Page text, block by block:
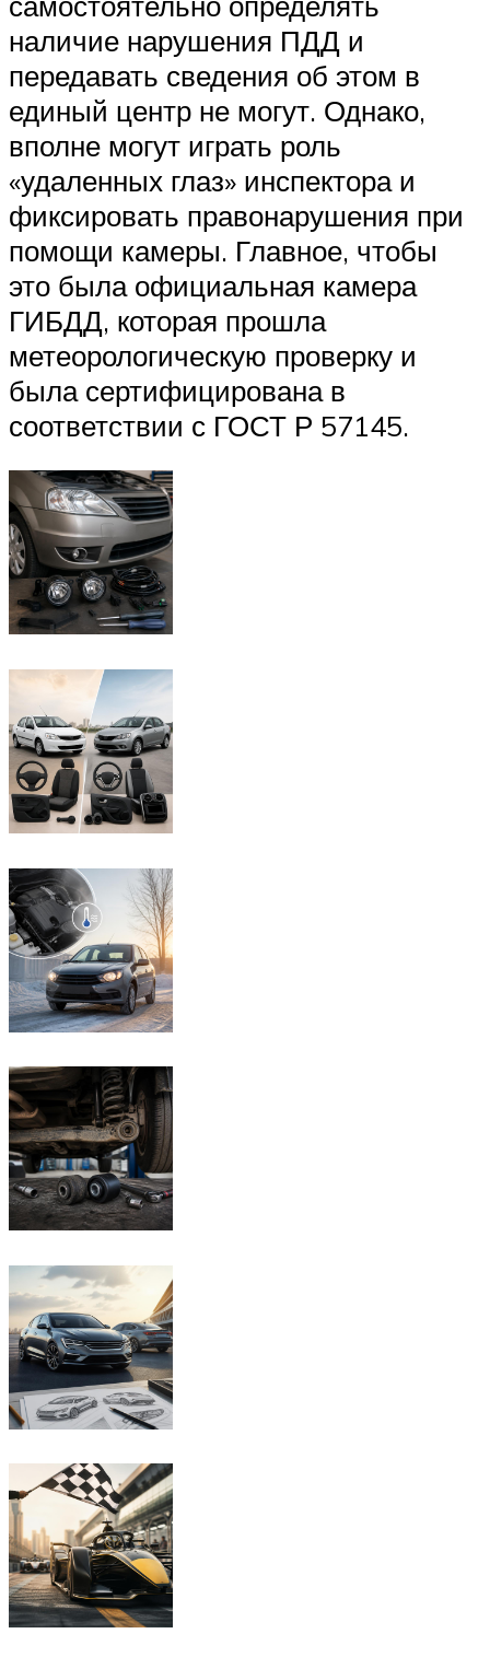
наличие нарушения ПДД и
передавать сведения об этом в
единый центр не могут. Однако,
вполне могут играть роль
«удаленных глаз» инспектора и
фиксировать правонарушения при
помощи камеры. Главное, чтобы
это была официальная камера
ГИБДД, которая прошла
метеорологическую проверку и
была сертифицирована в
соответствии с ГОСТ Р 57145.